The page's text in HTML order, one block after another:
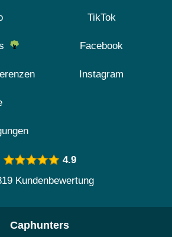
TikTok
Facebook
Instagram
4.9
Kundenbewertung
Caphunters